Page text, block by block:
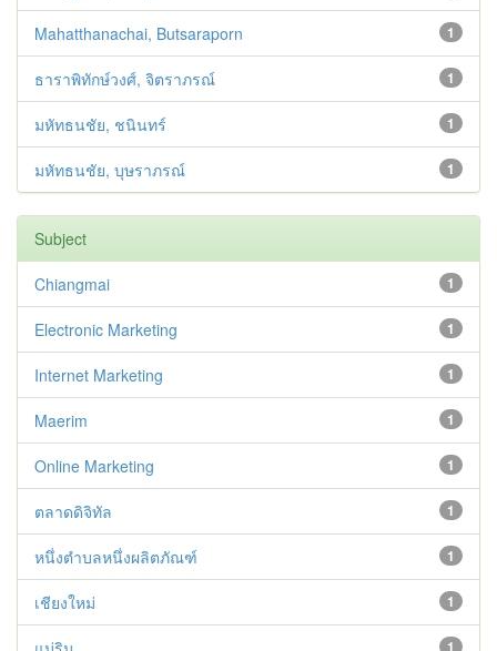
1
Mahatthanachai, Butsaraporn
1
ธาราพิทักษ์วงศ์, จิตราภรณ์
1
มหัทธนชัย, ชนินทร์
1
มหัทธนชัย, บุษราภรณ์
Subject
1
Chiangmai
1
Electronic Marketing
1
Internet Marketing
1
Maerim
1
Online Marketing
1
ตลาดดิจิทัล
1
หนึ่งตำบลหนึ่งผลิตภัณฑ์
1
เชียงใหม่
1